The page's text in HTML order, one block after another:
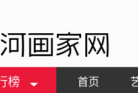
画家网
榜 首页